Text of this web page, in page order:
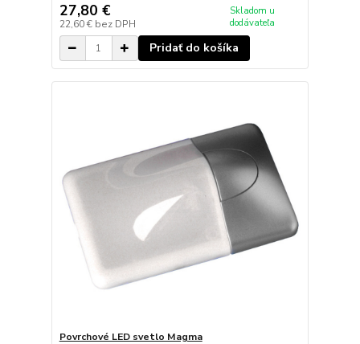
27,80 €
22,60 € bez DPH
Skladom u
dodávateľa
Pridať do košíka
Povrchové LED svetlo Magma